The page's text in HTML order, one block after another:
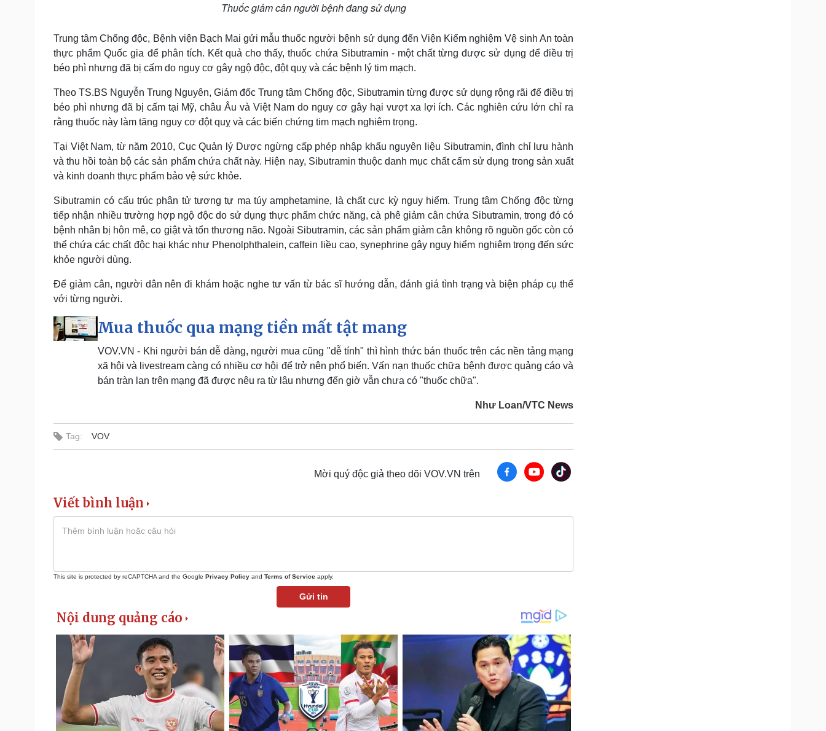
Thuốc giảm cân người bệnh đang sử dụng
Trung tâm Chống độc, Bệnh viện Bạch Mai gửi mẫu thuốc người bệnh sử dụng đến Viện Kiểm nghiệm Vệ sinh An toàn
thực phẩm Quốc gia để phân tích. Kết quả cho thấy, thuốc chứa Sibutramin - một chất từng được sử dụng để điều trị
béo phì nhưng đã bị cấm do nguy cơ gây ngộ độc, đột quỵ và các bệnh lý tim mạch.
Theo TS.BS Nguyễn Trung Nguyên, Giám đốc Trung tâm Chống độc, Sibutramin từng được sử dụng rộng rãi để điều trị
béo phì nhưng đã bị cấm tại Mỹ, châu Âu và Việt Nam do nguy cơ gây hại vượt xa lợi ích. Các nghiên cứu lớn chỉ ra
rằng thuốc này làm tăng nguy cơ đột quỵ và các biến chứng tim mạch nghiêm trọng.
Tại Việt Nam, từ năm 2010, Cục Quản lý Dược ngừng cấp phép nhập khẩu nguyên liệu Sibutramin, đình chỉ lưu hành
và thu hồi toàn bộ các sản phẩm chứa chất này. Hiện nay, Sibutramin thuộc danh mục chất cấm sử dụng trong sản xuất
và kinh doanh thực phẩm bảo vệ sức khỏe.
Sibutramin có cấu trúc phân tử tương tự ma túy amphetamine, là chất cực kỳ nguy hiểm. Trung tâm Chống độc từng
tiếp nhận nhiều trường hợp ngộ độc do sử dụng thực phẩm chức năng, cà phê giảm cân chứa Sibutramin, trong đó có
bệnh nhân bị hôn mê, co giật và tổn thương não. Ngoài Sibutramin, các sản phẩm giảm cân không rõ nguồn gốc còn có
thể chứa các chất độc hại khác như Phenolphthalein, caffein liều cao, synephrine gây nguy hiểm nghiêm trọng đến sức
khỏe người dùng.
Để giảm cân, người dân nên đi khám hoặc nghe tư vấn từ bác sĩ hướng dẫn, đánh giá tình trạng và biện pháp cụ thể
với từng người.
Mua thuốc qua mạng tiền mất tật mang
VOV.VN - Khi người bán dễ dàng, người mua cũng "dễ tính" thì hình thức bán thuốc trên các nền tảng mạng
xã hội và livestream càng có nhiều cơ hội để trở nên phổ biến. Vấn nạn thuốc chữa bệnh được quảng cáo và
bán tràn lan trên mạng đã được nêu ra từ lâu nhưng đến giờ vẫn chưa có "thuốc chữa".
Như Loan/VTC News
Tag: VOV
Mời quý độc giả theo dõi VOV.VN trên
Viết bình luận
This site is protected by reCAPTCHA and the Google Privacy Policy and Terms of Service apply.
Gửi tin